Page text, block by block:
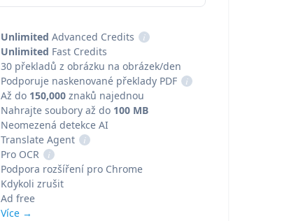
Unlimited Advanced Credits
i
Unlimited Fast Credits
30 překladů z obrázku na obrázek/den
Podporuje naskenované překlady PDF
i
Až do 150,000znaků najednou
Nahrajte soubory až do 100 MB
Neomezená detekce AI
Translate Agent
i
Pro OCR
i
Podpora rozšíření pro Chrome
Kdykoli zrušit
Ad free
Více →